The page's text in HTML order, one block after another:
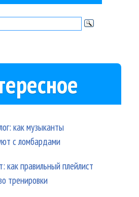
как музыканты
с ломбардами
как правильный плейлист
тренировки